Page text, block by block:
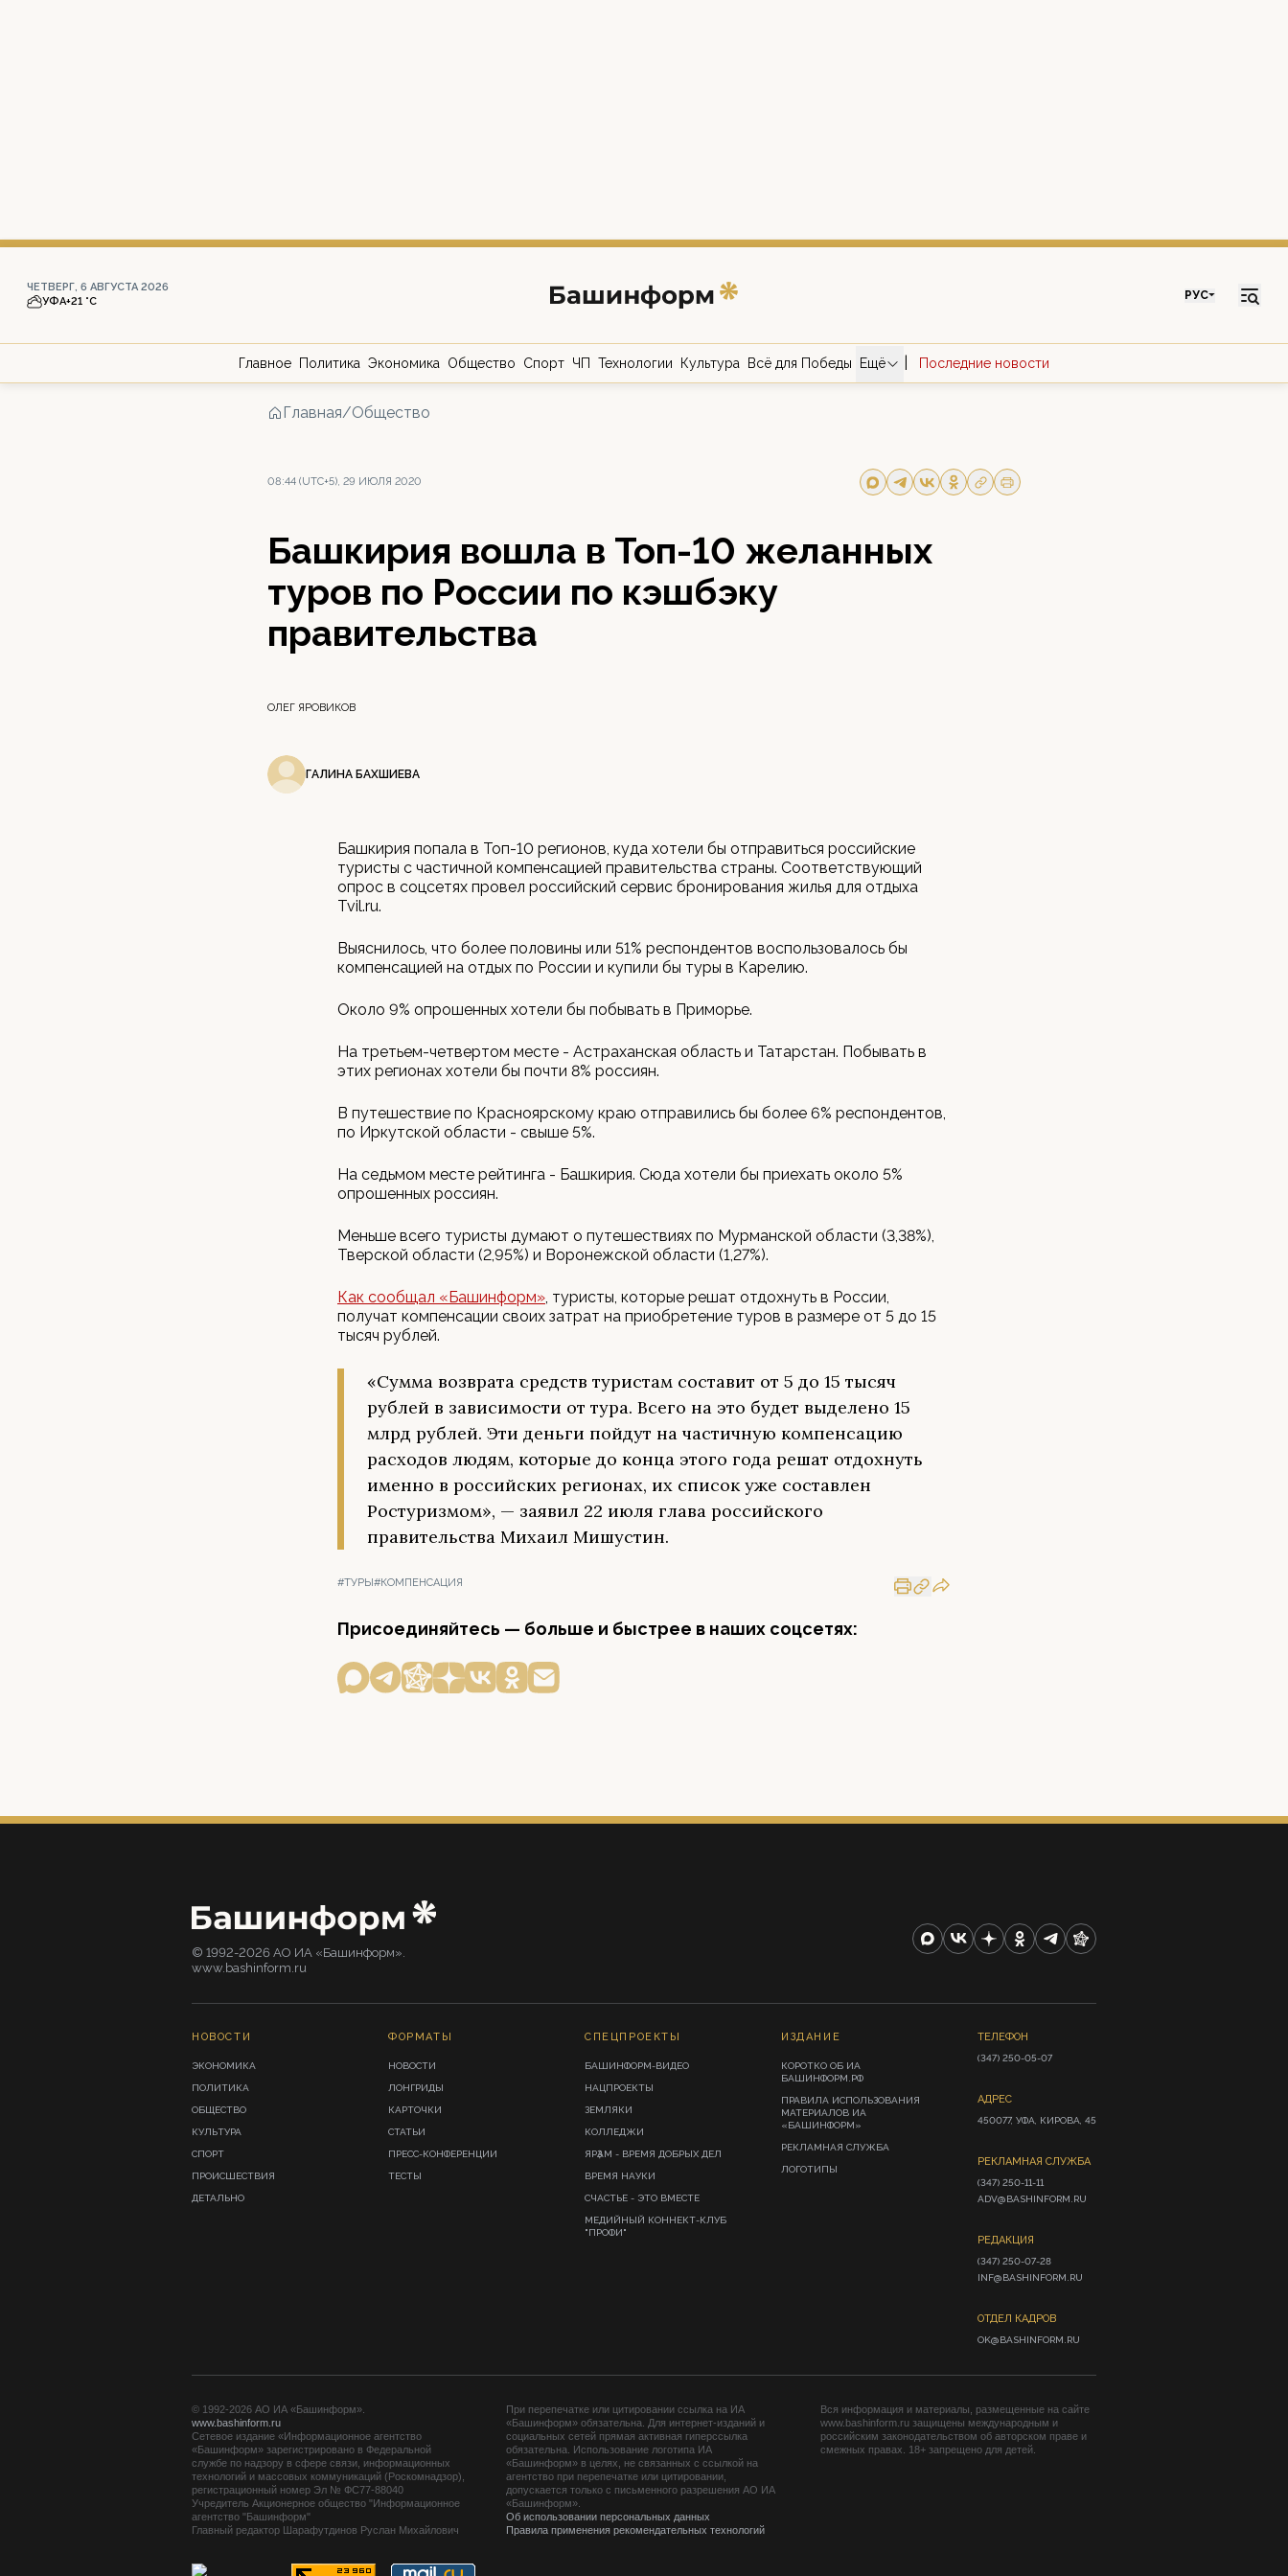
ЧЕТВЕРГ, 6 АВГУСТА 2026
УФА+21 °С РУС
Главное Политика Экономика Общество Спорт ЧП Технологии Культура Всё для Победы Ещё Последние новости
Главная/Общество
08:44 (UTC+5), 29 ИЮЛЯ 2020
Башкирия вошла в Топ-10 желанных
туров по России по кэшбэку
правительства
ОЛЕГ ЯРОВИКОВ
ГАЛИНА БАХШИЕВА
Башкирия попала в Топ-10 регионов, куда хотели бы отправиться российские
туристы с частичной компенсацией правительства страны. Соответствующий
опрос в соцсетях провел российский сервис бронирования жилья для отдыха
Tvil.ru.
Выяснилось, что более половины или 51% респондентов воспользовалось бы
компенсацией на отдых по России и купили бы туры в Карелию.
Около 9% опрошенных хотели бы побывать в Приморье.
На третьем-четвертом месте - Астраханская область и Татарстан. Побывать в
этих регионах хотели бы почти 8% россиян.
В путешествие по Красноярскому краю отправились бы более 6% респондентов,
по Иркутской области - свыше 5%.
На седьмом месте рейтинга - Башкирия. Сюда хотели бы приехать около 5%
опрошенных россиян.
Меньше всего туристы думают о путешествиях по Мурманской области (3,38%),
Тверской области (2,95%) и Воронежской области (1,27%).
Как сообщал «Башинформ», туристы, которые решат отдохнуть в России,
получат компенсации своих затрат на приобретение туров в размере от 5 до 15
тысяч рублей.
«Сумма возврата средств туристам составит от 5 до 15 тысяч
рублей в зависимости от тура. Всего на это будет выделено 15
млрд рублей. Эти деньги пойдут на частичную компенсацию
расходов людям, которые до конца этого года решат отдохнуть
именно в российских регионах, их список уже составлен
Ростуризмом», — заявил 22 июля глава российского
правительства Михаил Мишустин.
#ТУРЫ#КОМПЕНСАЦИЯ
Присоединяйтесь — больше и быстрее в наших соцсетях:
© 1992-2026 АО ИА «Башинформ».
www.bashinform.ru
НОВОСТИ
ЭКОНОМИКА
ПОЛИТИКА
ОБЩЕСТВО
КУЛЬТУРА
СПОРТ
ПРОИСШЕСТВИЯ
ДЕТАЛЬНО
ФОРМАТЫ
НОВОСТИ
ЛОНГРИДЫ
КАРТОЧКИ
СТАТЬИ
ПРЕСС-КОНФЕРЕНЦИИ
ТЕСТЫ
СПЕЦПРОЕКТЫ
БАШИНФОРМ-ВИДЕО
НАЦПРОЕКТЫ
ЗЕМЛЯКИ
КОЛЛЕДЖИ
ЯРҘАМ - ВРЕМЯ ДОБРЫХ ДЕЛ
ВРЕМЯ НАУКИ
СЧАСТЬЕ - ЭТО ВМЕСТЕ
МЕДИЙНЫЙ КОННЕКТ-КЛУБ
"ПРОФИ"
ИЗДАНИЕ
КОРОТКО ОБ ИА
БАШИНФОРМ.РФ
ПРАВИЛА ИСПОЛЬЗОВАНИЯ
МАТЕРИАЛОВ ИА
«БАШИНФОРМ»
РЕКЛАМНАЯ СЛУЖБА
ЛОГОТИПЫ
ТЕЛЕФОН
(347) 250-05-07
АДРЕС
450077, УФА, КИРОВА, 45
РЕКЛАМНАЯ СЛУЖБА
(347) 250-11-11
ADV@BASHINFORM.RU
РЕДАКЦИЯ
(347) 250-07-28
INF@BASHINFORM.RU
ОТДЕЛ КАДРОВ
OK@BASHINFORM.RU
© 1992-2026 АО ИА «Башинформ».
www.bashinform.ru
Сетевое издание «Информационное агентство
«Башинформ» зарегистрировано в Федеральной
службе по надзору в сфере связи, информационных
технологий и массовых коммуникаций (Роскомнадзор),
регистрационный номер Эл № ФС77-88040
Учредитель Акционерное общество "Информационное
агентство "Башинформ"
Главный редактор Шарафутдинов Руслан Михайлович
При перепечатке или цитировании ссылка на ИА
«Башинформ» обязательна. Для интернет-изданий и
социальных сетей прямая активная гиперссылка
обязательна. Использование логотипа ИА
«Башинформ» в целях, не связанных с ссылкой на
агентство при перепечатке или цитировании,
допускается только с письменного разрешения АО ИА
«Башинформ».
Об использовании персональных данных
Правила применения рекомендательных технологий
Вся информация и материалы, размещенные на сайте
www.bashinform.ru защищены международным и
российским законодательством об авторском праве и
смежных правах. 18+ запрещено для детей.